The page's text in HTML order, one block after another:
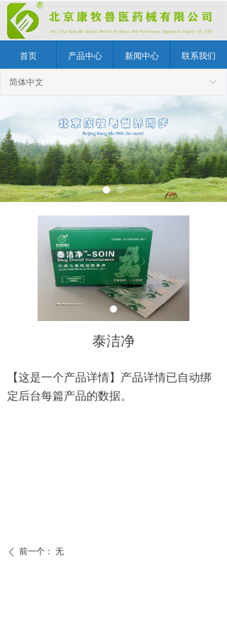
首页 产品中心 新闻中心 联系我们
ꀅ
简体中文
泰洁净
【这是一个产品详情】产品详情已自动绑
定后台每篇产品的数据。
ꄴ 前一个： 无